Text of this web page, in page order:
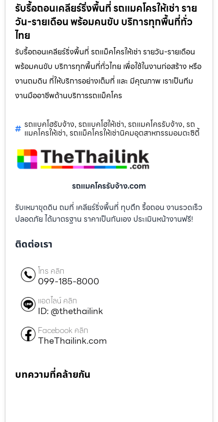
รับรื้อถอนเคลียร์ริ่งพื้นที่ รถแมคโครให้เช่า ราย
วัน-รายเดือน พร้อมคนขับ บริการทุกพื้นที่ทั่ว
ไทย
รับรื้อถอนเคลียร์ริ่งพื้นที่ รถแม็คโครให้เช่า รายวัน-รายเดือน
พร้อมคนขับ บริการทุกพื้นที่ทั่วไทย เพื่อใช้ในงานก่อสร้าง หรือ
งานถมดิน ที่ให้บริการอย่างเต็มที่ และ มีคุณภาพ เราเป็นทีม
งานมืออาชีพด้านบริการรถแม็คโคร
รถแบคโฮรับจ้าง, รถแบคโฮให้เช่า, รถแมคโครรับจ้าง, รถ
แมคโครให้เช่า, รถแม็คโครให้เช่านิคมอุตสาหกรรมอมตะซิตี้
รถแมคโครรับจ้าง.com
รับเหมาขุดดิน ถมที่ เคลียร์ริ่งพื้นที่ ทุบตึก รื้อถอน งานรวดเร็ว
ปลอดภัย ได้มาตรฐาน ราคาเป็นกันเอง ประเมินหน้างานฟรี!
ติดต่อเรา
โทร คลิก
099-185-8000
แอดไลน์ คลิก
ID: @thethailink
Facebook คลิก
TheThailink.com
บทความที่คล้ายกัน